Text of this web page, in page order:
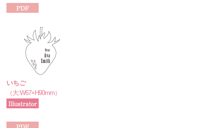
いちご
（大:W67×H90mm）